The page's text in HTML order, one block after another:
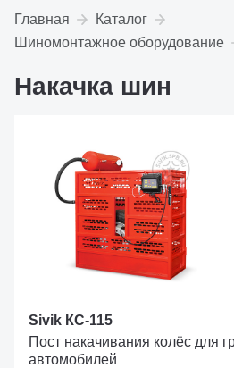
Главная
Каталог
Шиномонтажное оборудование
Накачка шин
Sivik КС-115
Пост накачивания колёс для
автомобилей